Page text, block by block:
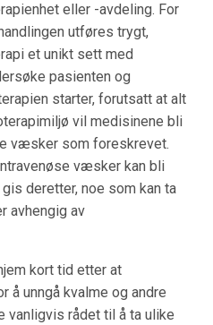
eller -avdeling. For
utføres trygt,
et unikt sett med
pasienten og
starter, forutsatt at alt
vil medisinene bli
væsker som foreskrevet.
væsker kan bli
deretter, noe som kan ta
avhengig av
kort tid etter at
å unngå kvalme og andre
vanligvis rådet til å ta ulike